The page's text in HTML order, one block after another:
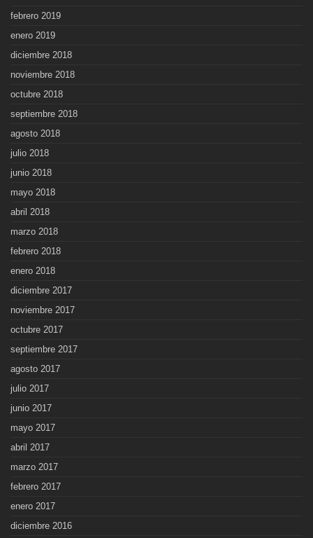
febrero 2019
enero 2019
diciembre 2018
noviembre 2018
octubre 2018
septiembre 2018
agosto 2018
julio 2018
junio 2018
mayo 2018
abril 2018
marzo 2018
febrero 2018
enero 2018
diciembre 2017
noviembre 2017
octubre 2017
septiembre 2017
agosto 2017
julio 2017
junio 2017
mayo 2017
abril 2017
marzo 2017
febrero 2017
enero 2017
diciembre 2016